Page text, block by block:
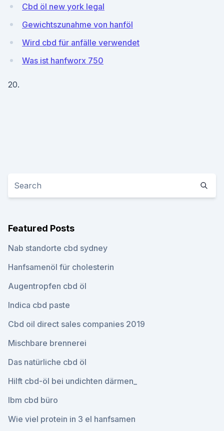
Cbd öl new york legal
Gewichtszunahme von hanföl
Wird cbd für anfälle verwendet
Was ist hanfworx 750
20.
Featured Posts
Nab standorte cbd sydney
Hanfsamenöl für cholesterin
Augentropfen cbd öl
Indica cbd paste
Cbd oil direct sales companies 2019
Mischbare brennerei
Das natürliche cbd öl
Hilft cbd-öl bei undichten därmen_
Ibm cbd büro
Wie viel protein in 3 el hanfsamen